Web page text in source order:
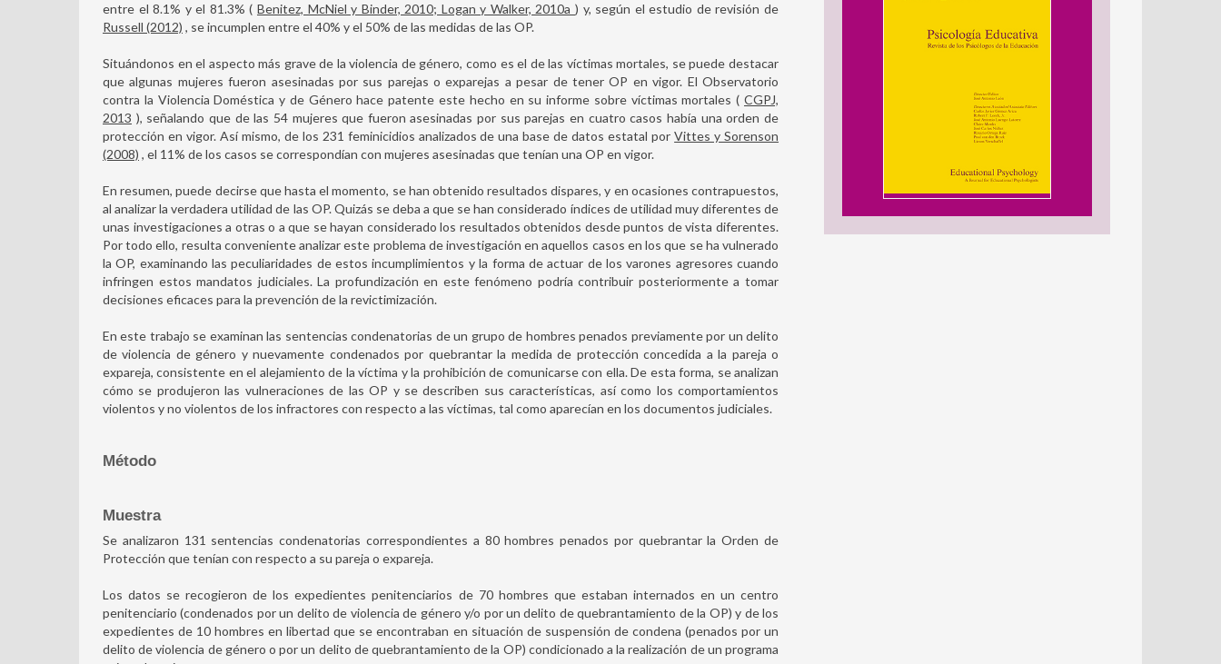
entre el 8.1% y el 81.3% ( Benitez, McNiel y Binder, 2010; Logan y Walker, 2010a) y, según el estudio de revisión de
Russell (2012) , se incumplen entre el 40% y el 50% de las medidas de las OP.
Situándonos en el aspecto más grave de la violencia de género, como es el de las víctimas mortales, se puede destacar
que algunas mujeres fueron asesinadas por sus parejas o exparejas a pesar de tener OP en vigor. El Observatorio
contra la Violencia Doméstica y de Género hace patente este hecho en su informe sobre víctimas mortales ( CGPJ,
2013 ), señalando que de las 54 mujeres que fueron asesinadas por sus parejas en cuatro casos había una orden de
protección en vigor. Así mismo, de los 231 feminicidios analizados de una base de datos estatal porVittes y Sorenson
(2008) , el 11% de los casos se correspondían con mujeres asesinadas que tenían una OP en vigor.
En resumen, puede decirse que hasta el momento, se han obtenido resultados dispares, y en ocasiones contrapuestos,
al analizar la verdadera utilidad de las OP. Quizás se deba a que se han considerado índices de utilidad muy diferentes de
unas investigaciones a otras o a que se hayan considerado los resultados obtenidos desde puntos de vista diferentes.
Por todo ello, resulta conveniente analizar este problema de investigación en aquellos casos en los que se ha vulnerado
la OP, examinando las peculiaridades de estos incumplimientos y la forma de actuar de los varones agresores cuando
infringen estos mandatos judiciales. La profundización en este fenómeno podría contribuir posteriormente a tomar
decisiones eficaces para la prevención de la revictimización.
En este trabajo se examinan las sentencias condenatorias de un grupo de hombres penados previamente por un delito
de violencia de género y nuevamente condenados por quebrantar la medida de protección concedida a la pareja o
expareja, consistente en el alejamiento de la víctima y la prohibición de comunicarse con ella. De esta forma, se analizan
cómo se produjeron las vulneraciones de las OP y se describen sus características, así como los comportamientos
violentos y no violentos de los infractores con respecto a las víctimas, tal como aparecían en los documentos judiciales.
Método
Muestra
Se analizaron 131 sentencias condenatorias correspondientes a 80 hombres penados por quebrantar la Orden de
Protección que tenían con respecto a su pareja o expareja.
Los datos se recogieron de los expedientes penitenciarios de 70 hombres que estaban internados en un centro
penitenciario (condenados por un delito de violencia de género y/o por un delito de quebrantamiento de la OP) y de los
expedientes de 10 hombres en libertad que se encontraban en situación de suspensión de condena (penados por un
delito de violencia de género o por un delito de quebrantamiento de la OP) condicionado a la realización de un programa